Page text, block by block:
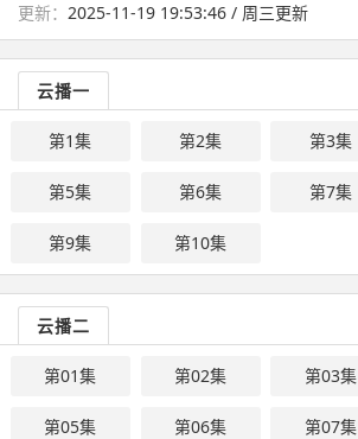
更新： 2025-11-19 19:53:46 / 周三更新
云播一
第1集 第2集 第3集
第5集 第6集 第7集
第9集 第10集
云播二
第01集 第02集 第03集
第05集 第06集 第07集